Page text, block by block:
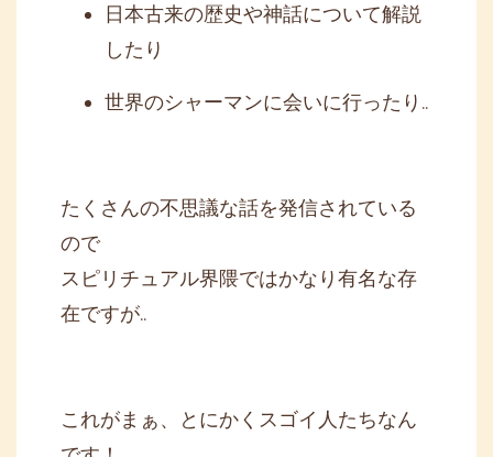
日本古来の歴史や神話について解説
したり
世界のシャーマンに会いに行ったり..
たくさんの不思議な話を発信されている
ので
スピリチュアル界隈ではかなり有名な存
在ですが..
これがまぁ、とにかくスゴイ人たちなん